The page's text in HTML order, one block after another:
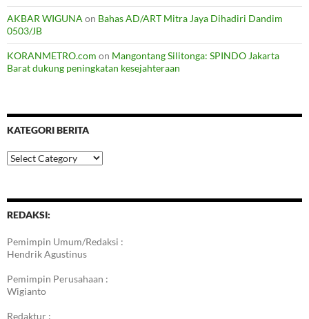
AKBAR WIGUNA on Bahas AD/ART Mitra Jaya Dihadiri Dandim
0503/JB
KORANMETRO.com on Mangontang Silitonga: SPINDO Jakarta
Barat dukung peningkatan kesejahteraan
KATEGORI BERITA
Kategori
Berita
REDAKSI:
Pemimpin Umum/Redaksi :
Hendrik Agustinus
Pemimpin Perusahaan :
Wigianto
Redaktur :